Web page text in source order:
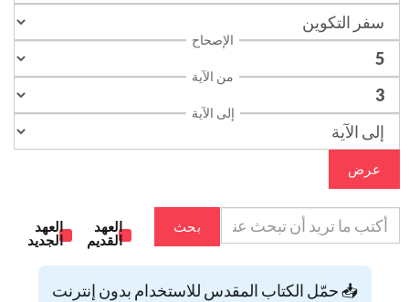
الإصحاح
من الآية
إلى الآية
عرض
بحث
العهد
القديم
العهد
الجديد
📥 حمّل الكتاب المقدس للاستخدام بدون إنترنت